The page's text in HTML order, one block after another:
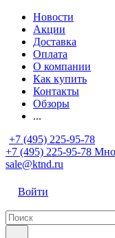
Новости
Акции
Доставка
Оплата
О компании
Как купить
Контакты
Обзоры
...
+7 (495) 225-95-78
+7 (495) 225-95-78
sale@ktnd.ru
Войти